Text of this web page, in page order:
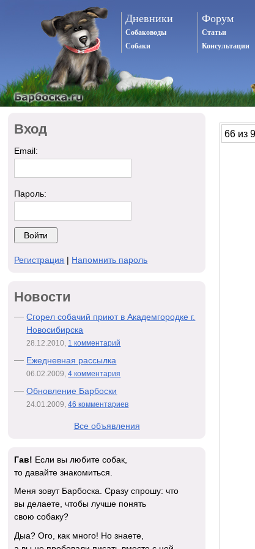
Дневники
Собаководы
Собаки
Форум
Статьи
Консультации
66 из
Вход
Email:
Пароль:
Регистрация | Напомнить пароль
Новости
Сгорел собачий приют в Академгородке г.
Новосибирска
28.12.2010, 1 комментарий
Ежедневная рассылка
06.02.2009,4 комментария
Обновление Барбоски
24.01.2009,46 комментариев
Все объявления
Гав! Если вы любите собак,
то давайте знакомиться.
Меня зовут Барбоска. Сразу спрошу: что
вы делаете, чтобы лучше понять
свою собаку?
Дыа? Ого, как много! Но знаете,